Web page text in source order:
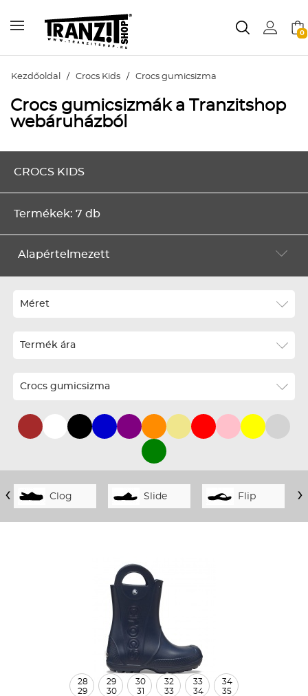
0
Kezdőoldal / Crocs Kids / Crocs gumicsizma
Crocs gumicsizmák a Tranzitshop
webáruházból
CROCS KIDS
Termékek: 7 db
Alapértelmezett
Alapértelmezett
Legújabbak
Téli termékek előre ár szerint növekvő
Nyári új termékek előre
Méret
Termék ára
Crocs gumicsizma
Clog Slide Flip
‹ ›
28
29
29
30
30
31
32
33
33
34
34
35